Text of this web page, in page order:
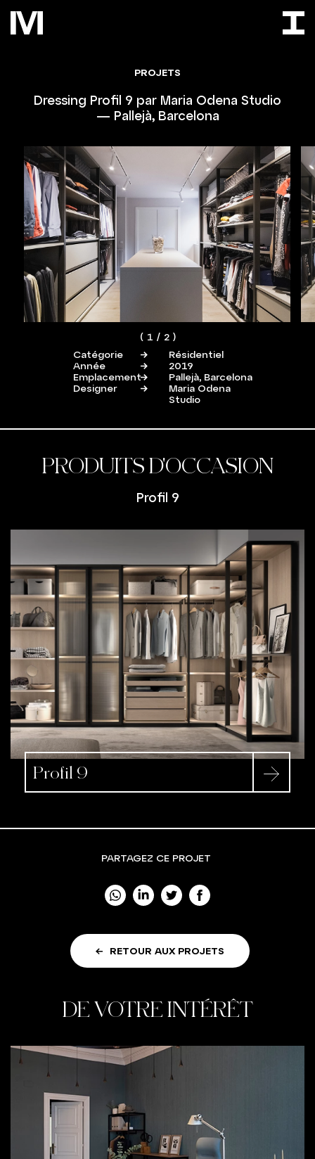
PROJETS
Dressing Profil 9 par Maria Odena Studio
— Pallejà, Barcelona
( 1 / 2 )
Catégorie
Résidentiel
Année
2019
Emplacement
Pallejà, Barcelona
Designer
Maria Odena
Studio
PRODUITS D'OCCASION
Profil 9
Profil 9
PARTAGEZ CE PROJET
RETOUR AUX PROJETS
DE VOTRE INTÉRÊT